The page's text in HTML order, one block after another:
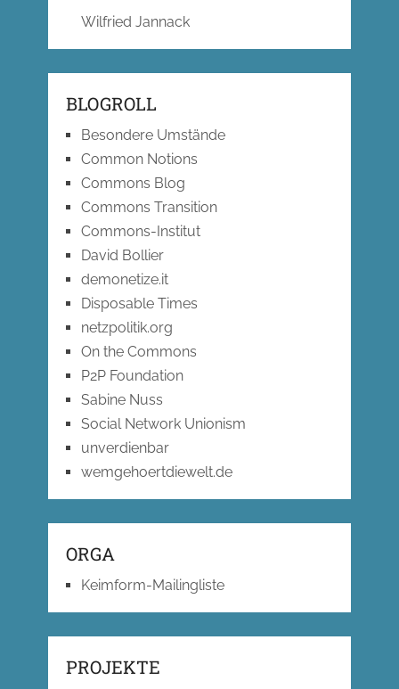
Wilfried Jannack
BLOGROLL
Besondere Umstände
Common Notions
Commons Blog
Commons Transition
Commons-Institut
David Bollier
demonetize.it
Disposable Times
netzpolitik.org
On the Commons
P2P Foundation
Sabine Nuss
Social Network Unionism
unverdienbar
wemgehoertdiewelt.de
ORGA
Keimform-Mailingliste
PROJEKTE